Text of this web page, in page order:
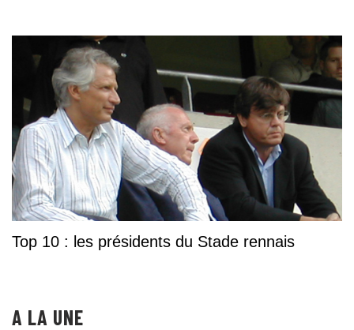
Top 10 : les présidents du Stade rennais
A LA UNE